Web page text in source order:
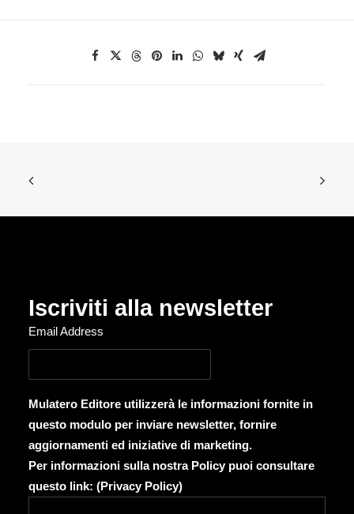
Iscriviti alla newsletter
Email Address
Mulatero Editore utilizzerà le informazioni fornite in
questo modulo per inviare newsletter, fornire
aggiornamenti ed iniziative di marketing.
Per informazioni sulla nostra Policy puoi consultare
questo link: (Privacy Policy)